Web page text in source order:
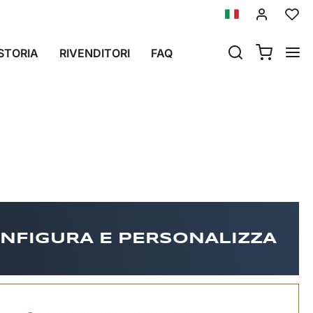
RIVENDITORI FAQ
E PERSONALIZZA